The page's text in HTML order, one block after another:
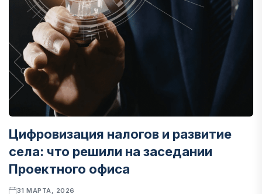
Цифровизация налогов и развитие
села: что решили на заседании
Проектного офиса
31 МАРТА, 2026